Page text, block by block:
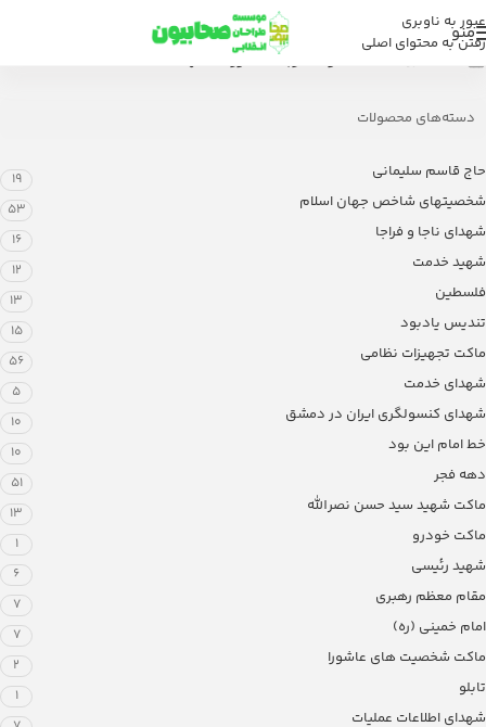
عبور به ناوبری
رفتن به محتوای اصلی
منو
محصولات برچسب خورده “شهیده ناهید فاتحی”
دسته‌های محصولات
حاج قاسم سلیمانی 19
شخصیتهای شاخص جهان اسلام 53
شهدای ناجا و فراجا 16
شهید خدمت 12
فلسطین 13
تندیس یادبود 15
ماکت تجهیزات نظامی 56
شهدای خدمت 5
شهدای کنسولگری ایران در دمشق 10
خط امام این بود 10
دهه فجر 51
ماکت شهید سید حسن نصرالله 13
ماکت خودرو 1
شهید رئیسی 6
مقام معظم رهبری 7
امام خمینی (ره) 7
ماکت شخصیت های عاشورا 2
تابلو 1
شهدای اطلاعات عملیات